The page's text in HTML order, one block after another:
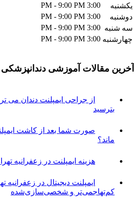
3:00 PM - 9:00 PM
3:00 PM - 9:00 PM
3:00 PM - 9:00 PM
3:00 PM - 9:00 PM
مقالات آموزشی دندانپزشکی
از جراحی ایمپلنت دندان می ترسید؟ به
صورت شما بعد از کاشت ایمپلنت
هزینه ایمپلنت در زعفرانیه تهران
ایمپلنت دیجیتال در زعفرانیه
و شخصی‌سازی‌شده